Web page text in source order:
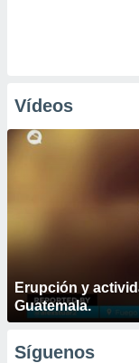
Vídeos
Erupción y
Guatemala.
Síguenos